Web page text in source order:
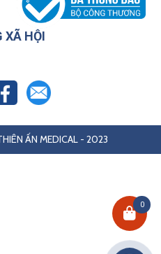
XÃ HỘI
ẤN MEDICAL - 2023
0